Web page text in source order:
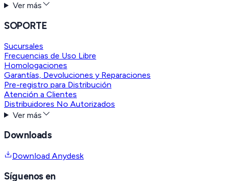
Ver más
SOPORTE
Sucursales
Frecuencias de Uso Libre
Homologaciones
Garantías, Devoluciones y Reparaciones
Pre-registro para Distribución
Atención a Clientes
Distribuidores No Autorizados
Ver más
Downloads
Download Anydesk
Síguenos en